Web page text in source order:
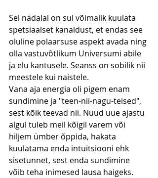
Sel nädalal on sul võimalik kuulata
spetsiaalset kanaldust, et endas see
oluline polaarsuse aspekt avada ning
olla vastuvõtlikum Universumi abile
ja elu kantusele. Seanss on sobilik nii
meestele kui naistele.
Vana aja energia oli pigem enam
sundimine ja "teen-nii-nagu-teised",
sest kõik teevad nii. Nüüd uue ajastu
algul tuleb meil kõigil varem või
hiljem ümber õppida, hakata
kuulatama enda intuitsiooni ehk
sisetunnet, sest enda sundimine
võib teha inimesed lausa haigeks.